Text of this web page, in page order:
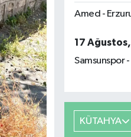
Amed -
17
Samsunspor
KÜTAHYA